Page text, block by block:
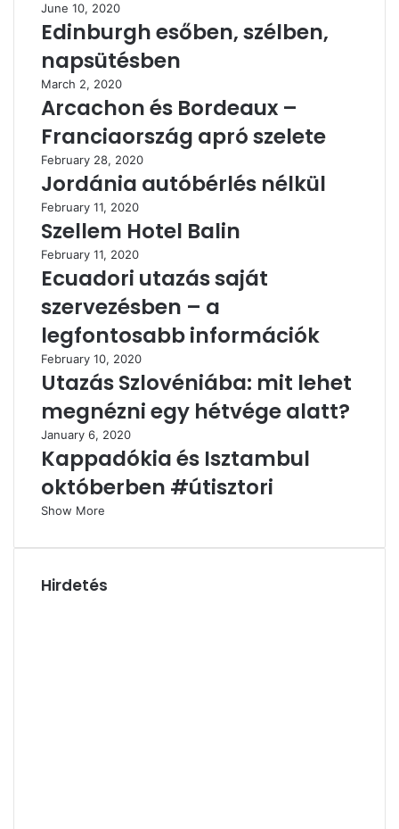
June 10, 2020
Edinburgh esőben, szélben,
napsütésben
March 2, 2020
Arcachon és Bordeaux –
Franciaország apró szelete
February 28, 2020
Jordánia autóbérlés nélkül
February 11, 2020
Szellem Hotel Balin
February 11, 2020
Ecuadori utazás saját
szervezésben – a
legfontosabb információk
February 10, 2020
Utazás Szlovéniába: mit lehet
megnézni egy hétvége alatt?
January 6, 2020
Kappadókia és Isztambul
októberben #útisztori
Show More
Hirdetés